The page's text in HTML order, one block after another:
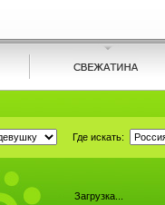
Где искать:
Загрузка...